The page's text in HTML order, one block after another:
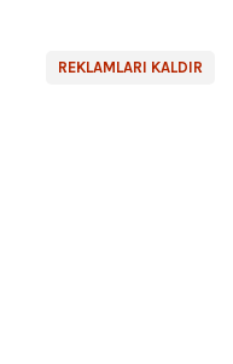
REKLAMLARI KALDIR